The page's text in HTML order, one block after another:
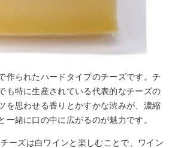
作られたハードタイプのチーズです。チ
も特に生産されている代表的なチーズの
を思わせる香りとかすかな渋みが、濃縮
一緒に口の中に広がるのが魅力です。
ーズは白ワインと楽しむことで、ワイン